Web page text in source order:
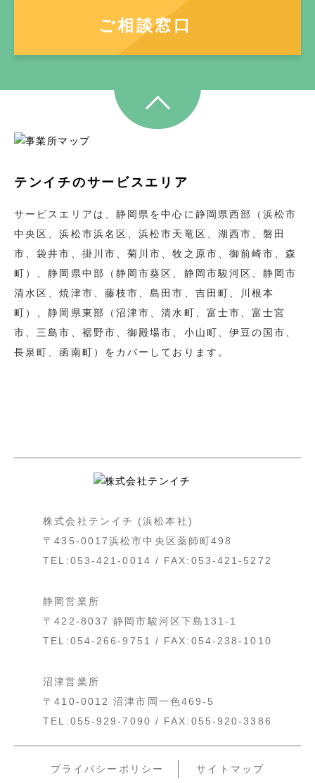
ご相談窓口
テンイチのサービスエリア
サービスエリアは、静岡県を中心に静岡県⻄部（浜松市
中央区、浜松市浜名区、浜松市天竜区、湖⻄市、磐田
市、袋井市、掛川市、菊川市、牧之原市、御前崎市、森
町）、静岡県中部（静岡市葵区、静岡市駿河区、静岡市
清水区、焼津市、藤枝市、島田市、吉田町、川根本
町）、静岡県東部（沼津市、清水町、富士市、富士宮
市、三島市、裾野市、御殿場市、小山町、伊豆の国市、
⻑泉町、函南町）をカバーしております。
株式会社テンイチ (浜松本社)
〒435-0017浜松市中央区薬師町498
TEL:053-421-0014 / FAX:053-421-5272
静岡営業所
〒422-8037 静岡市駿河区下島131-1
TEL:054-266-9751 / FAX:054-238-1010
沼津営業所
〒410-0012 沼津市岡一色469-5
TEL:055-929-7090 / FAX:055-920-3386
プライバシーポリシー サイトマップ